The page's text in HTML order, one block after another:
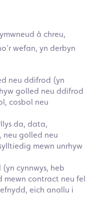
â chreu,
wefan, yn derbyn
neu ddifrod (yn
golled neu ddifrod
cosbol neu
da, data,
golled neu
mewn unrhyw
cynnwys, heb
mewn contract neu fel
eich anallu i